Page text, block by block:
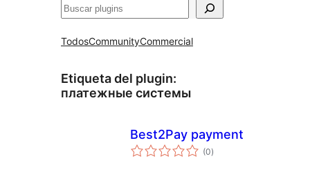
Buscar
TodosCommunityCommercial
Etiqueta del plugin:
платежные системы
Best2Pay payment
(0total
de
)